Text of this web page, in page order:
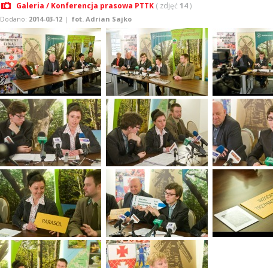
Galeria / Konferencja prasowa PTTK( zdjęć 14)
Dodano: 2014-03-12| fot. Adrian Sajko